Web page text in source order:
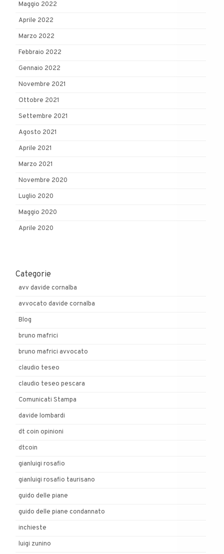
Maggio 2022
Aprile 2022
Marzo 2022
Febbraio 2022
Gennaio 2022
Novembre 2021
Ottobre 2021
Settembre 2021
Agosto 2021
Aprile 2021
Marzo 2021
Novembre 2020
Luglio 2020
Maggio 2020
Aprile 2020
Categorie
avv davide cornalba
avvocato davide cornalba
Blog
bruno mafrici
bruno mafrici avvocato
claudio teseo
claudio teseo pescara
Comunicati Stampa
davide lombardi
dt coin opinioni
dtcoin
gianluigi rosafio
gianluigi rosafio taurisano
guido delle piane
guido delle piane condannato
inchieste
luigi zunino